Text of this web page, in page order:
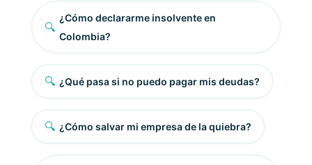
🔍
¿Cómo declararme insolvente en
Colombia?
🔍 ¿Qué pasa si no puedo pagar mis deudas?
🔍 ¿Cómo salvar mi empresa de la quiebra?